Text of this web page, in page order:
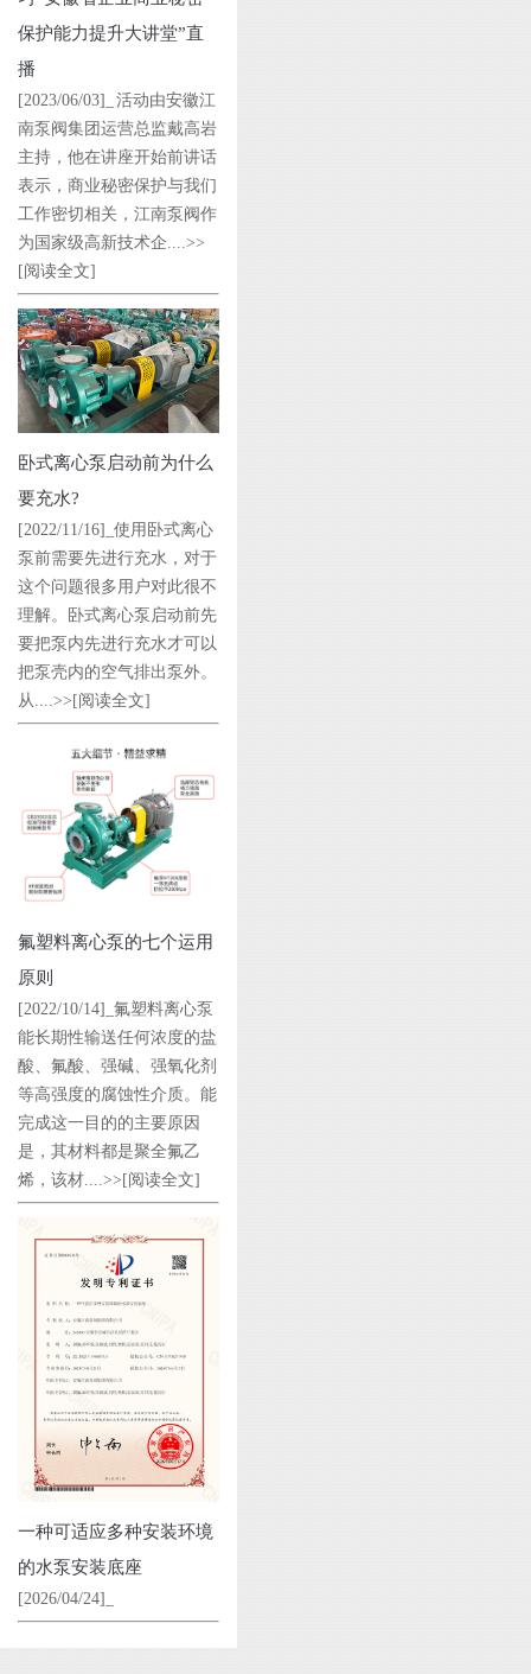
保护能力提升大讲堂”直
播
[2023/06/03]_ 活动由安徽江
南泵阀集团运营总监戴高岩
主持，他在讲座开始前讲话
表示，商业秘密保护与我们
工作密切相关，江南泵阀作
为国家级高新技术企....>>
[阅读全文]
卧式离心泵启动前为什么
要充水?
[2022/11/16]_使用卧式离心
泵前需要先进行充水，对于
这个问题很多用户对此很不
理解。卧式离心泵启动前先
要把泵内先进行充水才可以
把泵壳内的空气排出泵外。
从....>> [阅读全文]
氟塑料离心泵的七个运用
原则
[2022/10/14]_氟塑料离心泵
能长期性输送任何浓度的盐
酸、氟酸、强碱、强氧化剂
等高强度的腐蚀性介质。能
完成这一目的的主要原因
是，其材料都是聚全氟乙
烯，该材....>>[阅读全文]
一种可适应多种安装环境
的水泵安装底座
[2026/04/24]_